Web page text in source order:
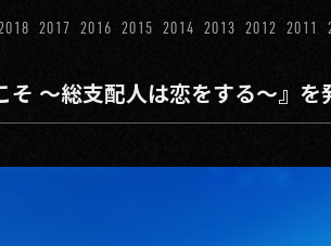
2017 2016 2015 2014 2013 2012 2011
～総支配人は恋をする～』を